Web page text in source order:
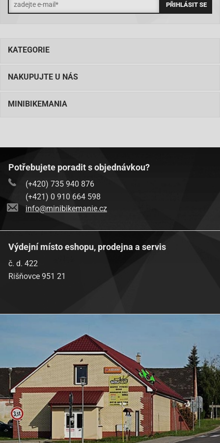
KATEGORIE
NAKUPUJTE U NÁS
MINIBIKEMANIA
Potřebujete poradit s objednávkou?
(+420) 735 940 876
(+421) 0 910 664 598
info@minibikemanie.cz
Výdejní místo eshopu, prodejna a servis
č. d. 422
Rišňovce 951 21